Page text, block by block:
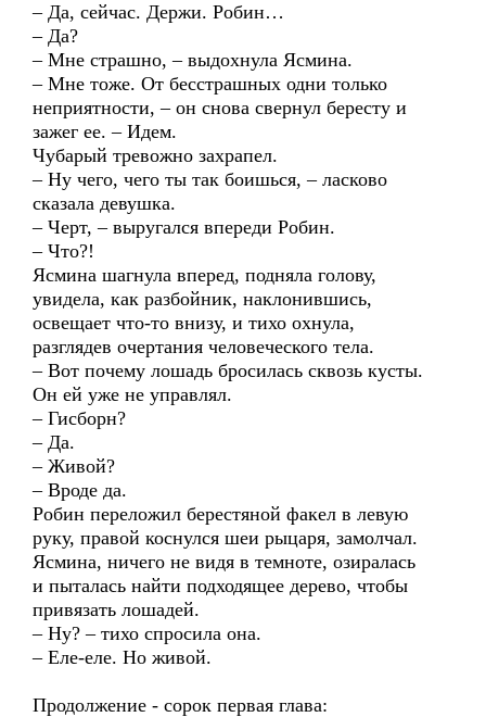
– Да, сейчас. Держи. Робин…
– Да?
– Мне страшно, – выдохнула Ясмина.
– Мне тоже. От бесстрашных одни только
неприятности, – он снова свернул бересту и
зажег ее. – Идем.
Чубарый тревожно захрапел.
– Ну чего, чего ты так боишься, – ласково
сказала девушка.
– Черт, – выругался впереди Робин.
– Что?!
Ясмина шагнула вперед, подняла голову,
увидела, как разбойник, наклонившись,
освещает что-то внизу, и тихо охнула,
разглядев очертания человеческого тела.
– Вот почему лошадь бросилась сквозь кусты.
Он ей уже не управлял.
– Гисборн?
– Да.
– Живой?
– Вроде да.
Робин переложил берестяной факел в левую
руку, правой коснулся шеи рыцаря, замолчал.
Ясмина, ничего не видя в темноте, озиралась
и пыталась найти подходящее дерево, чтобы
привязать лошадей.
– Ну? – тихо спросила она.
– Еле-еле. Но живой.
Продолжение - сорок первая глава: